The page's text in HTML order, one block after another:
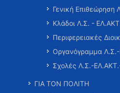
Γενική Επιθεώρηση
Κλάδοι Λ.Σ. -
Περιφερειακές
Οργανόγραμμα
Σχολές Λ.Σ.-
ΓΙΑ ΤΟΝ ΠΟΛΙΤΗ